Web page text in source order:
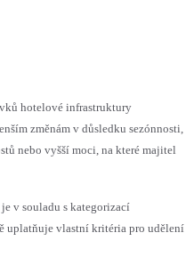
hotelové infrastruktury
změnám v důsledku sezónnosti,
nebo vyšší moci, na které majitel
v souladu s kategorizací
uplatňuje vlastní kritéria pro udělení